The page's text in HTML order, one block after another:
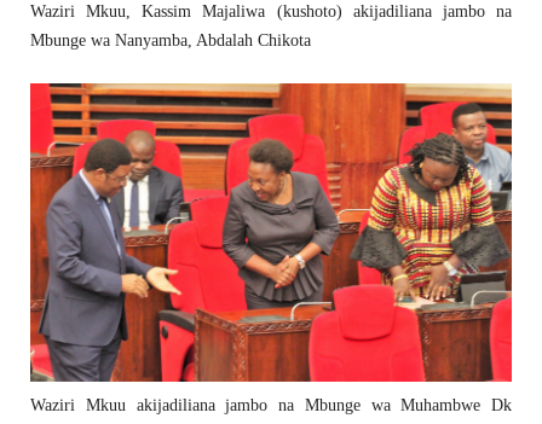
Waziri Mkuu, Kassim Majaliwa (kushoto) akijadiliana jambo na
Mbunge wa Nanyamba, Abdalah Chikota
Waziri Mkuu akijadiliana jambo na Mbunge wa Muhambwe Dk